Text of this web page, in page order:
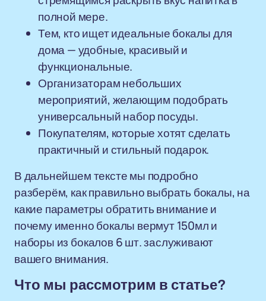
полной мере.
Тем, кто ищет идеальные бокалы для
дома — удобные, красивый и
функциональные.
Организаторам небольших
мероприятий, желающим подобрать
универсальный набор посуды.
Покупателям, которые хотят сделать
практичный и стильный подарок.
В дальнейшем тексте мы подробно
разберём, как правильно выбрать бокалы, на
какие параметры обратить внимание и
почему именно бокалы вермут 150мл и
наборы из бокалов 6 шт. заслуживают
вашего внимания.
Что мы рассмотрим в статье?